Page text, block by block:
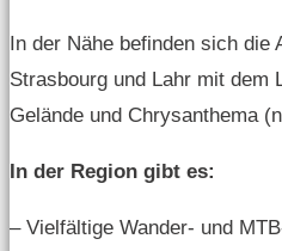
In der Nähe befinden sich die
Strasbourg und Lahr mit dem
Gelände und Chrysanthema
In der Region gibt es:
– Vielfältige Wander- und